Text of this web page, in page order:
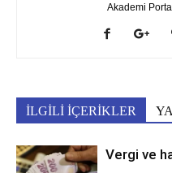
Akademi
İLGİLİ İÇERİKLER
Vergi ve